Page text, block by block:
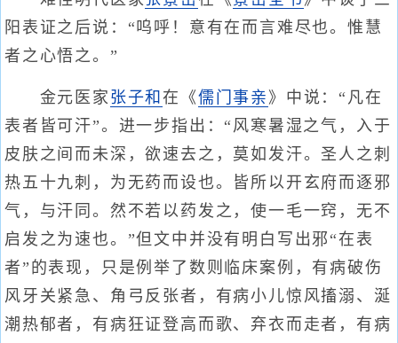
阳表证之后说：“呜呼！意有在而言难尽也。惟慧
者之心悟之。”
金元医家 张子和在《儒门事亲 》中说：“凡在
表者皆可汗”。进一步指出：“风寒暑湿之气，入于
皮肤之间而未深，欲速去之，莫如发汗。圣人之刺
热五十九刺，为无药而设也。皆所以开玄府而逐邪
气，与汗同。然不若以药发之，使一毛一窍，无不
启发之为速也。”但文中并没有明白写出邪“在表
者”的表现，只是例举了数则临床案例，有病破伤
风牙关紧急、角弓反张者，有病小儿惊风搐溺、涎
潮热郁者，有病狂证登高而歌、弃衣而走者，有病